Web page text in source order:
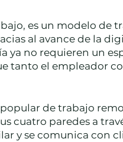
es un modelo de
al avance de la
ya no requieren un
tanto el empleador
de trabajo
cuatro paredes a
y se comunica con